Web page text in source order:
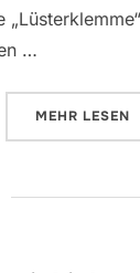
…
MEHR ÜBER
LESEN